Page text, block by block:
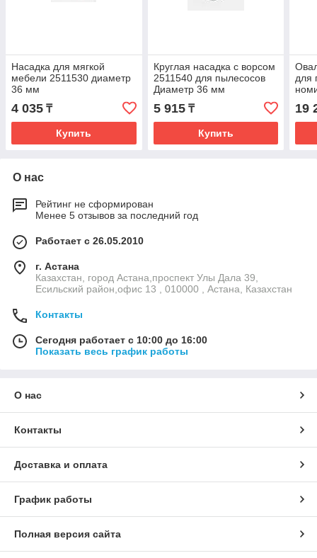
Насадка для мягкой
мебели 2511530 диаметр
36 мм
4 035 ₸
Купить
Круглая насадка с ворсом
2511540 для пылесосов
Диаметр 36 мм
5 915₸
Купить
для
19
О нас
Рейтинг не сформирован
Менее 5 отзывов за последний год
Работает с 26.05.2010
г. Астана
Казахстан, город Астана,проспект Улы Дала 39,
Есильский район,офис 13 , 010000 , Астана, Казахстан
Контакты
Сегодня работает с 10:00 до 16:00
Показать весь график работы
О нас
Контакты
Доставка и оплата
График работы
Полная версия сайта